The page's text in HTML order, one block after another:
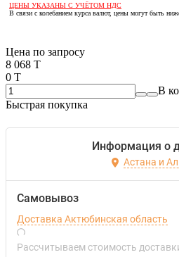
ЦЕНЫ УКАЗАНЫ С УЧЁТОМ НДС
В связи с колебанием курса валют, цены могут быть
Цена по запросу
8 068 T
0 T
В
Быстрая покупка
Информация о
Астана и
Самовывоз
Доставка Актюбинская область
Рассчитываем стоимость